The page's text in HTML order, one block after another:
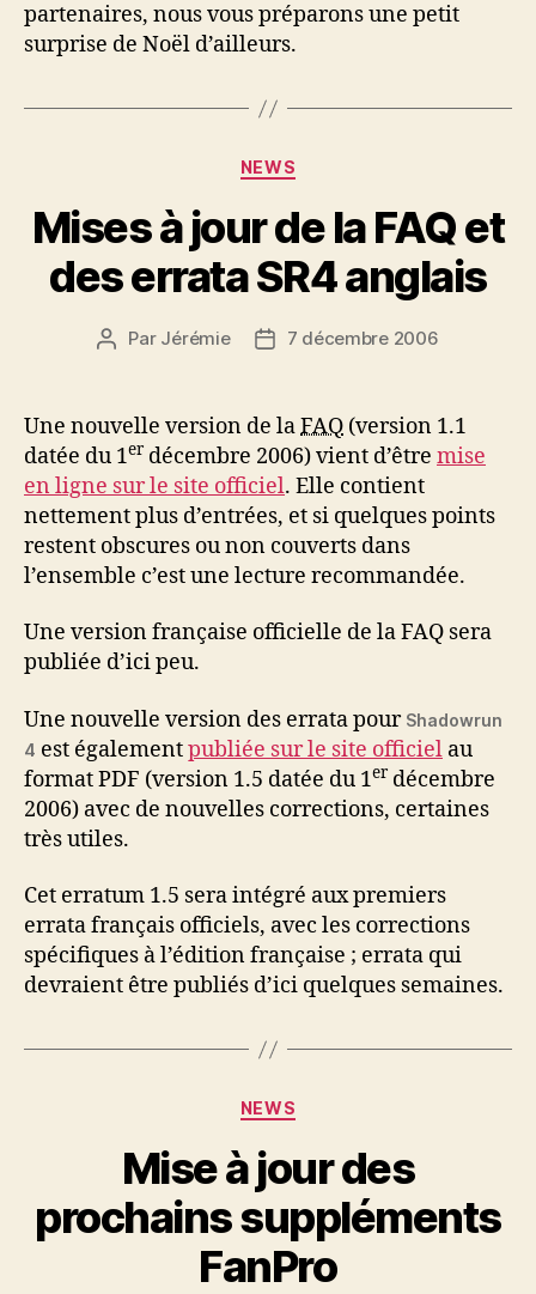
partenaires, nous vous préparons une petit
surprise de Noël d’ailleurs.
Catégories
NEWS
Mises à jour de la FAQ et
des errata SR4 anglais
Auteur
Par Jérémie
Date7 décembre 2006
Une nouvelle version de laFAQ (version 1.1
datée du 1er décembre 2006) vient d’être mise
en ligne sur le site officiel. Elle contient
nettement plus d’entrées, et si quelques points
restent obscures ou non couverts dans
l’ensemble c’est une lecture recommandée.
Une version française officielle de la FAQ sera
publiée d’ici peu.
Une nouvelle version des errata pour Shadowrun
4 est égalementpubliée sur le site officiel au
format PDF (version 1.5 datée du 1er décembre
2006) avec de nouvelles corrections, certaines
très utiles.
Cet erratum 1.5 sera intégré aux premiers
errata français officiels, avec les corrections
spécifiques à l’édition française ; errata qui
devraient être publiés d’ici quelques semaines.
Catégories
NEWS
Mise à jour des
prochains suppléments
FanPro